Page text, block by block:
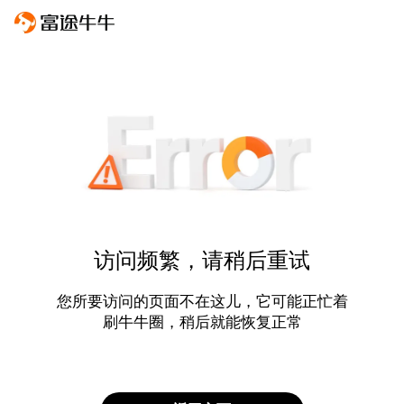
访问频繁，请稍后重试
您所要访问的页面不在这儿，它可能正忙着
刷牛牛圈，稍后就能恢复正常